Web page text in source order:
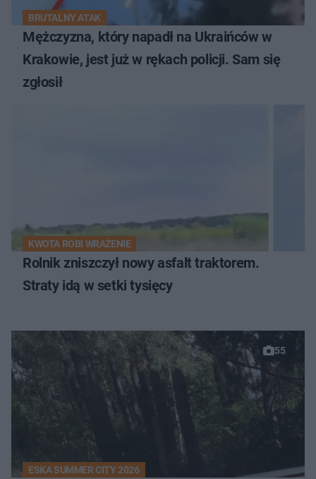
BRUTALNY ATAK
Mężczyzna, który napadł na Ukraińców w
Krakowie, jest już w rękach policji. Sam się
zgłosił
KWOTA ROBI WRAŻENIE
Rolnik zniszczył nowy asfalt traktorem.
Straty idą w setki tysięcy
55
ESKA SUMMER CITY 2026